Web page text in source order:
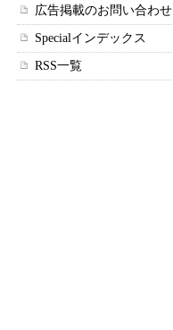
広告掲載のお問い合わせ
Specialインデックス
RSS一覧